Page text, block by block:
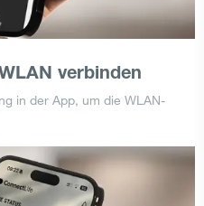
verbinden
in der App, um die WLAN-